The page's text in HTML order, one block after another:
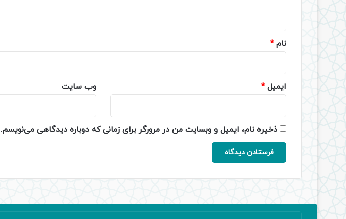
نام*
ایمیل* وب‌ سایت
ذخیره نام، ایمیل و وبسایت من در مرورگر برای زمانی که دوباره دیدگاهی می‌نویسم.